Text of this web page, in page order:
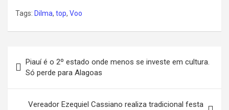
Tags: Dilma, top, Voo
de
Post
Piauí é o 2º estado onde menos se investe em cultura.
Só perde para Alagoas
Vereador Ezequiel Cassiano realiza tradicional festa